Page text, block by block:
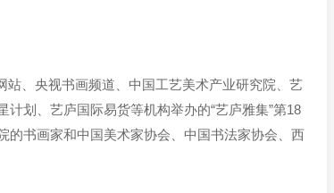
站、央视书画频道、中国工艺美术产业研究院、艺
划、艺庐国际易货等机构举办的“艺庐雅集”第18
的书画家和中国美术家协会、中国书法家协会、西